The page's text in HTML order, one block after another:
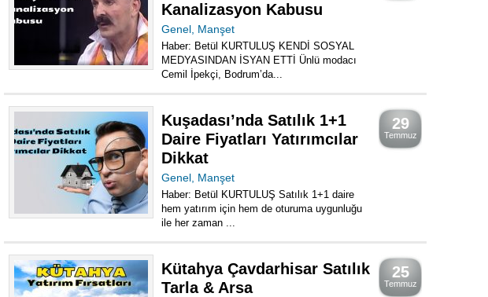
Kanalizasyon Kabusu
Genel Manşet
Haber: Betül KURTULUŞ KENDİ SOSYAL
MEDYASINDAN İSYAN ETTİ Ünlü modacı
Cemil İpekçi, Bodrum’da...
29
Temmuz
Kuşadası’nda Satılık 1+1
Daire Fiyatları Yatırımcılar
Dikkat
Genel Manşet
Haber: Betül KURTULUŞ Satılık 1+1 daire
hem yatırım için hem de oturuma uygunluğu
ile her zaman ...
25
Temmuz
Kütahya Çavdarhisar Satılık
Tarla & Arsa